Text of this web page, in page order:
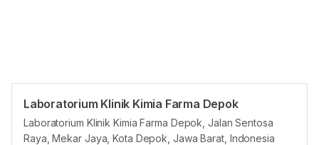
Laboratorium Klinik Kimia Farma Depok
Laboratorium Klinik Kimia Farma Depok, Jalan Sentosa
Raya, Mekar Jaya, Kota Depok, Jawa Barat, Indonesia
Panduan Pasien
Pasien dapat membuat janji temu di Laboratorium Klinik Kimia